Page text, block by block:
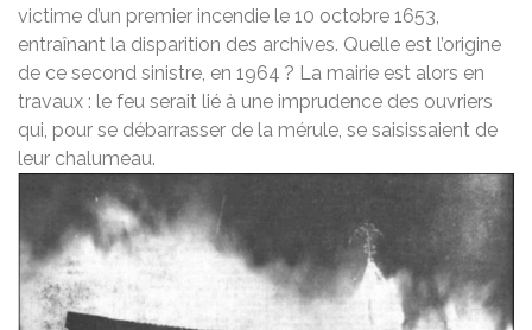
victime d’un premier incendie le 10 octobre 1653,
entraînant la disparition des archives. Quelle est l’origine
de ce second sinistre, en 1964 ? La mairie est alors en
travaux : le feu serait lié à une imprudence des ouvriers
qui, pour se débarrasser de la mérule, se saisissaient de
leur chalumeau.